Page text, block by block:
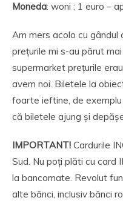
Moneda: woni ; 1 euro –
Am mers acolo cu
prețurile mi s-au părut
supermarket prețurile
avem noi. Biletele la
foarte ieftine, de exemplu
că biletele ajung și
IMPORTANT! Cardurile
Sud. Nu poți plăti cu card
la bancomate. Revolut
alte bănci, inclusiv bănci